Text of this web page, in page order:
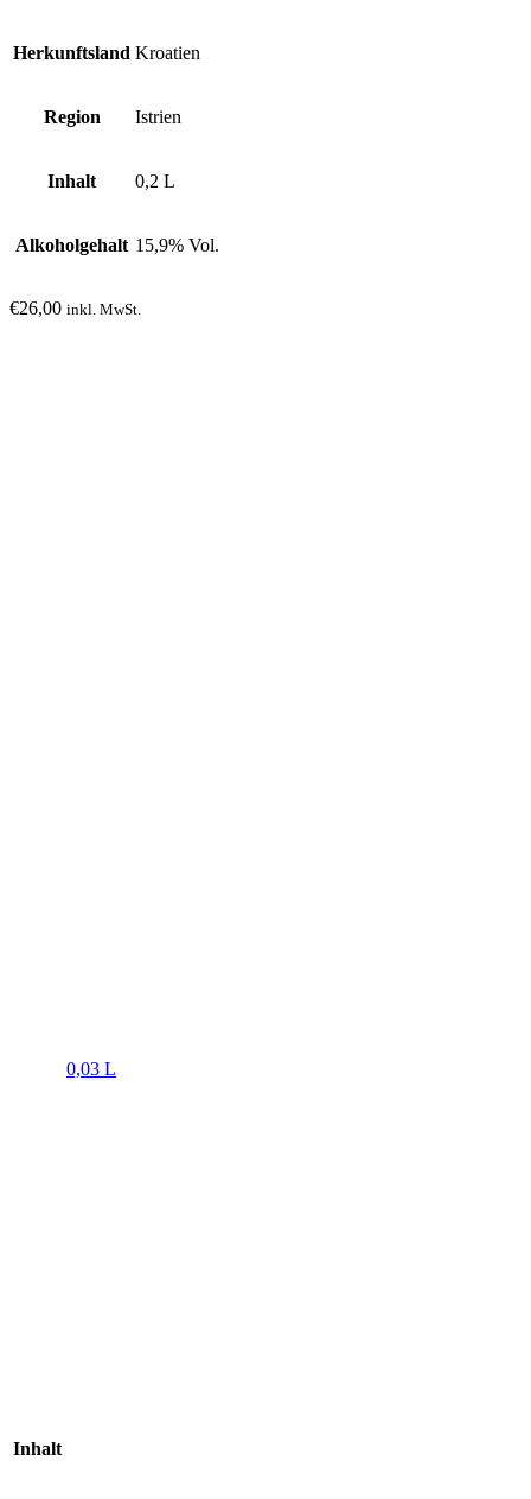
Herkunftsland Kroatien
Region Istrien
Inhalt 0,2 L
Alkoholgehalt 15,9% Vol.
€26,00 inkl. MwSt.
Inhalt
0,03 L